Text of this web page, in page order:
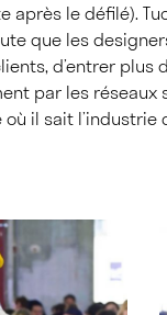
après le défilé).
que les
d’entrer
par les réseaux
où il sait